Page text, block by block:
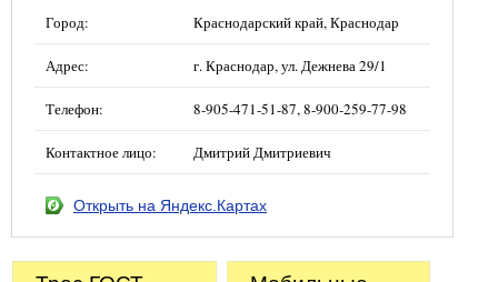
Город: Краснодарский край, Краснодар
Адрес: г. Краснодар, ул. Дежнева 29/1
Телефон: 8-905-471-51-87, 8-900-259-77-98
Контактное лицо: Дмитрий Дмитриевич
Открыть на Яндекс.Картах